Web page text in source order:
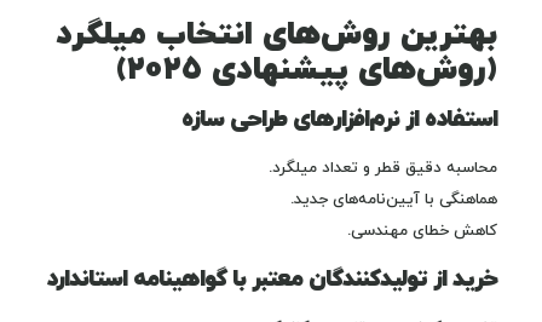
بهترین روش‌های انتخاب میلگرد
(روش‌های پیشنهادی ۲۰۲۵)
استفاده از نرم‌افزارهای طراحی سازه
محاسبه دقیق قطر و تعداد میلگرد.
هماهنگی با آیین‌نامه‌های جدید.
کاهش خطای مهندسی.
خرید از تولیدکنندگان معتبر با گواهینامه استاندارد